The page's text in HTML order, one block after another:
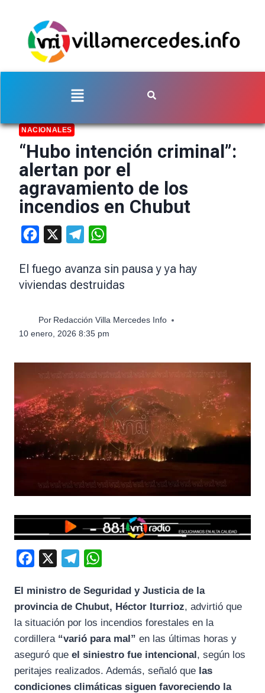
NACIONALES
“Hubo intención criminal”:
alertan por el
agravamiento de los
incendios en Chubut
Facebook Telegram
El fuego avanza sin pausa y ya hay
viviendas destruidas
Por Redacción Villa Mercedes Info
10 enero, 2026 8:35 pm
c
e
b
k
l
e
g
m
a
t
s
p
El ministro de Seguridad y Justicia de la
provincia de Chubut, Héctor Iturrioz, advirtió que
la situación por los incendios forestales en la
cordillera “varió para mal” en las últimas horas y
aseguró que el siniestro fue intencional, según los
peritajes realizados. Además, señaló que las
condiciones climáticas siguen favoreciendo la